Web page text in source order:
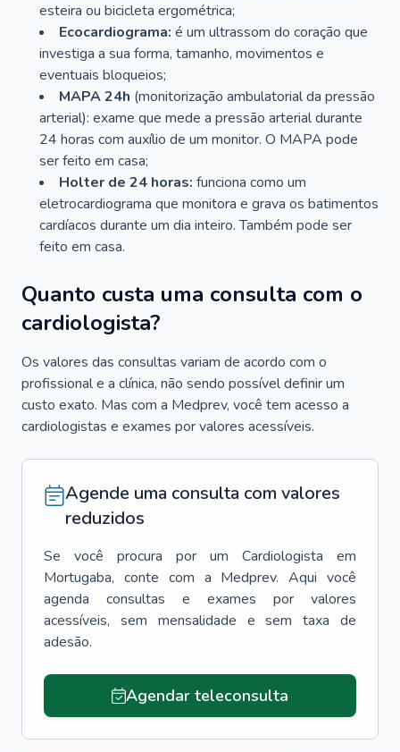
esteira ou bicicleta ergométrica;
Ecocardiograma: é um ultrassom do coração que
investiga a sua forma, tamanho, movimentos e
eventuais bloqueios;
MAPA 24h (monitorização ambulatorial da pressão
arterial): exame que mede a pressão arterial durante
24 horas com auxílio de um monitor. O MAPA pode
ser feito em casa;
Holter de 24 horas: funciona como um
eletrocardiograma que monitora e grava os batimentos
cardíacos durante um dia inteiro. Também pode ser
feito em casa.
Quanto custa uma consulta com o
cardiologista?
Os valores das consultas variam de acordo com o
profissional e a clínica, não sendo possível definir um
custo exato. Mas com a Medprev, você tem acesso a
cardiologistas e exames por valores acessíveis.
Agende uma consulta com valores
reduzidos
Se você procura por um Cardiologista
em
Mortugaba, conte com a Medprev. Aqui você
agenda consultas e exames por valores
acessíveis, sem mensalidade e sem taxa de
adesão.
Agendar teleconsulta